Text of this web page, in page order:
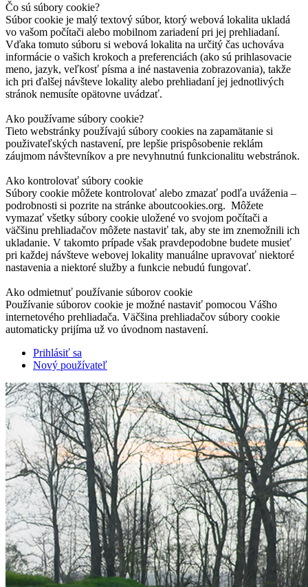
Čo sú súbory cookie?
Súbor cookie je malý textový súbor, ktorý webová lokalita ukladá
vo vašom počítači alebo mobilnom zariadení pri jej prehliadaní.
Vďaka tomuto súboru si webová lokalita na určitý čas uchováva
informácie o vašich krokoch a preferenciách (ako sú prihlasovacie
meno, jazyk, veľkosť písma a iné nastavenia zobrazovania), takže
ich pri ďalšej návšteve lokality alebo prehliadaní jej jednotlivých
stránok nemusíte opätovne uvádzať.
Ako používame súbory cookie?
Tieto webstránky používajú súbory cookies na zapamätanie si
použivateľských nastavení, pre lepšie prispôsobenie reklám
záujmom návštevníkov a pre nevyhnutnú funkcionalitu webstránok.
Ako kontrolovať súbory cookie
Súbory cookie môžete kontrolovať alebo zmazať podľa uváženia –
podrobnosti si pozrite na stránke aboutcookies.org. Môžete
vymazať všetky súbory cookie uložené vo svojom počítači a
väčšinu prehliadačov môžete nastaviť tak, aby ste im znemožnili ich
ukladanie. V takomto prípade však pravdepodobne budete musieť
pri každej návšteve webovej lokality manuálne upravovať niektoré
nastavenia a niektoré služby a funkcie nebudú fungovať.
Ako odmietnuť používanie súborov cookie
Používanie súborov cookie je možné nastaviť pomocou Vášho
internetového prehliadača. Väčšina prehliadačov súbory cookie
automaticky prijíma už vo úvodnom nastavení.
Prihlásiť sa
Nový používateľ